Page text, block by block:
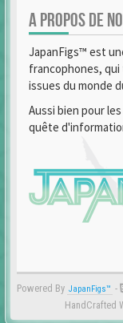
A PROPOS DE
JapanFigs™ est
francophones,
issues du monde
Aussi bien pour
quête
Powered By JapanFigs™ -
HandCrafted